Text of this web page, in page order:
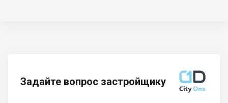
Задайте вопрос застройщику